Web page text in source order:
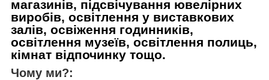
магазинів, підсвічування ювелірних
виробів, освітлення у виставкових
залів, освіження годинників,
освітлення музеїв, освітлення полиць,
кімнат відпочинку тощо.
Чому ми?: